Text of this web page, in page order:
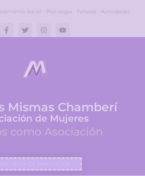
Social Psicología Talleres Actividades
Mismas Chamberí
de Mujeres
como Asociación
ENCUESTA DE EVALUACIÓN